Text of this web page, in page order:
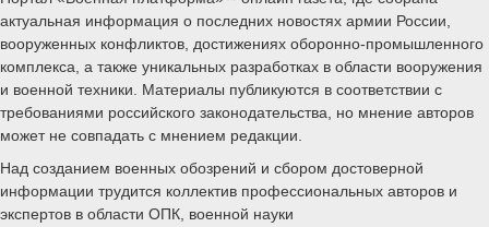
актуальная информация о последних новостях армии России,
вооруженных конфликтов, достижениях оборонно-промышленного
комплекса, а также уникальных разработках в области вооружения
и военной техники. Материалы публикуются в соответствии с
требованиями российского законодательства, но мнение авторов
может не совпадать с мнением редакции.
Над созданием военных обозрений и сбором достоверной
информации трудится коллектив профессиональных авторов и
экспертов в области ОПК, военной науки